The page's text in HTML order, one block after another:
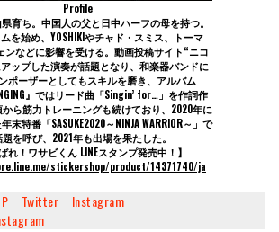
Profile
育ち。中国人の父と日中ハーフの母を持つ。
を始め、YOSHIKIやチャド・スミス、トーマ
ンなどに影響を受ける。動画投稿サイト“ニコ
ップした演奏が話題となり、和楽器バンドに
ポーザーとしてもスキルを磨き、アルバム
』ではリード曲「Singin’ for…」を作詞作
ら筋力トレーニングも続けており、2020年に
末特番「SASUKE2020～NINJA WARRIOR～」で
を呼び、2021年も出場を果たした。
れ！ワサビくん LINEスタンプ発売中！】
stickershop/product/14371740/ja
Twitter
Instagram